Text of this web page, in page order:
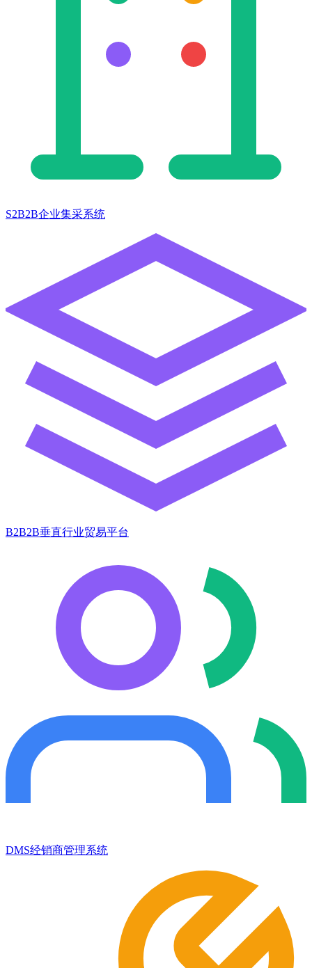
S2B2B企业集采系统
B2B2B垂直行业贸易平台
DMS经销商管理系统